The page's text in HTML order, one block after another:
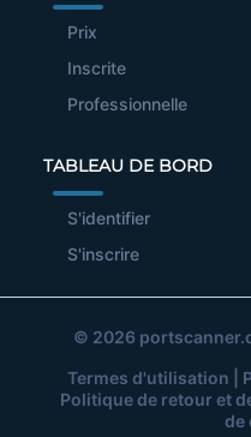
Prix
Inscrite
Professionnelle
TABLEAU DE BORD
S'identifier
S'inscrire
© 2026
Termes d'utilisation
Politique de retour et
de